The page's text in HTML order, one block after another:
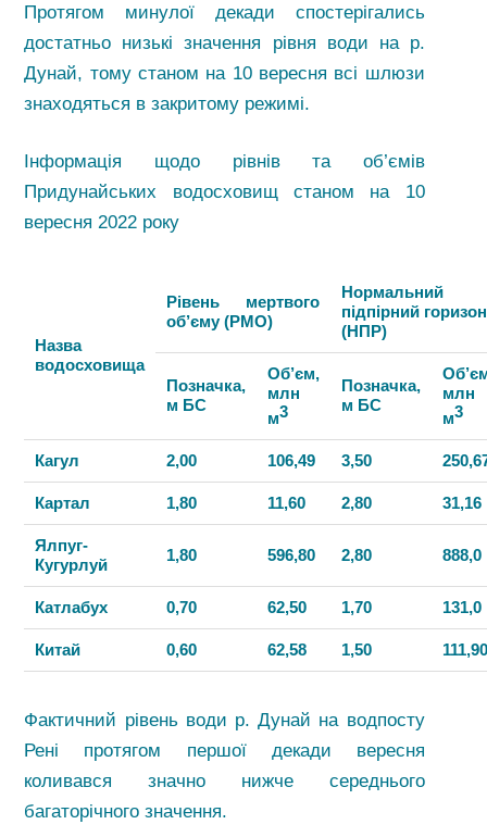
Протягом минулої декади спостерігались
достатньо низькі значення рівня води на р.
Дунай, тому станом на 10 вересня всі шлюзи
знаходяться в закритому режимі.
Інформація щодо рівнів та об’ємів
Придунайських водосховищ станом на 10
вересня 2022 року
Назва
водосховища
Рівень мертвого
об’єму (РМО)
Нормальний
підпірний
(НПР)
Позначка,
м БС
Об’єм,
млн
м3
Позначка,
м БС
млн
м3
Кагул 2,00 106,49 3,50
Картал 1,80 11,60 2,80 31,16
Ялпуг-
Кугурлуй
1,80 596,80 2,80 888,0
Катлабух 0,70 62,50 1,70 131,0
Китай 0,60 62,58 1,50
Фактичний рівень води р. Дунай на водпосту
Рені протягом першої декади вересня
коливався значно нижче середнього
багаторічного значення.